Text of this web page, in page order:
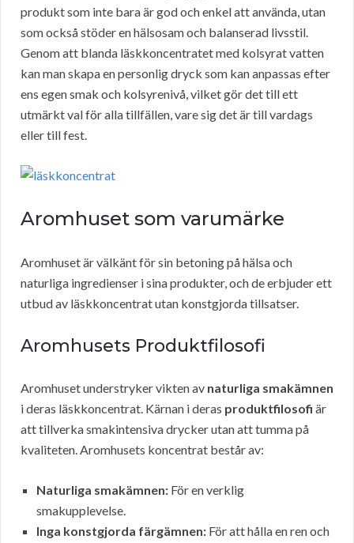
produkt som inte bara är god och enkel att använda, utan
som också stöder en hälsosam och balanserad livsstil.
Genom att blanda läskkoncentratet med kolsyrat vatten
kan man skapa en personlig dryck som kan anpassas efter
ens egen smak och kolsyrenivå, vilket gör det till ett
utmärkt val för alla tillfällen, vare sig det är till vardags
eller till fest.
Aromhuset som varumärke
Aromhuset är välkänt för sin betoning på hälsa och
naturliga ingredienser i sina produkter, och de erbjuder ett
utbud av läskkoncentrat utan konstgjorda tillsatser.
Aromhusets Produktfilosofi
Aromhuset understryker vikten av naturliga smakämnen
i deras läskkoncentrat. Kärnan i deras produktfilosofi är
att tillverka smakintensiva drycker utan att tumma på
kvaliteten. Aromhusets koncentrat består av:
Naturliga smakämnen: För en verklig
smakupplevelse.
Inga konstgjorda färgämnen: För att hålla en ren och